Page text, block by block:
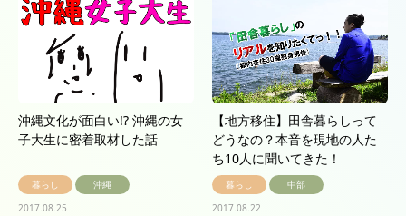
沖縄文化が面白い!? 沖縄の女
子大生に密着取材した話
暮らし
沖縄
2017.08.25
【地方移住】田舎暮らしって
どうなの？本音を現地の人た
ち10人に聞いてきた！
暮らし
中部
2017.08.22